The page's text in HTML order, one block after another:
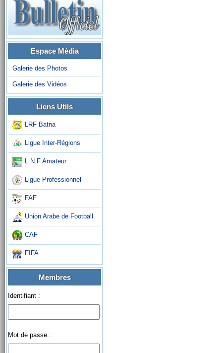
Espace Média
Galerie des Photos
Galerie des Vidéos
Liens Utils
LRF Batna
Ligue Inter-Régions
L.N.F Amateur
Ligue Professionnel
FAF
Union Arabe de Football
CAF
FIFA
Membres
Identifiant :
Mot de passe :